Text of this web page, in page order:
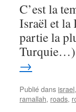
C’est la
Israël et la
partie la
→
Publié dans israel,
ramallah, roads,